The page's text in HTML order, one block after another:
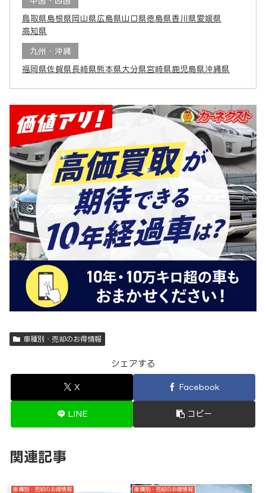
鳥取県島根県 岡山県広島県山口県徳島県香川県愛媛県
高知県
九州・沖縄
福岡県佐賀県長崎県熊本県大分県宮崎県鹿児島県沖縄県
車種別・売却のお得情報
シェアする
X Facebook
LINE コピー
関連記事
車種別・売却のお得情報 車種別・売却のお得情報